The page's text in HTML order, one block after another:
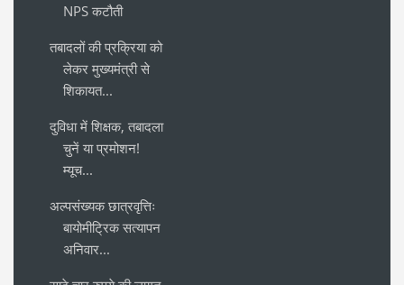
NPS कटौती
तबादलों की प्रक्रिया को
लेकर मुख्यमंत्री से
शिकायत...
दुविधा में शिक्षक, तबादला
चुनें या प्रमोशन!
म्यूच...
अल्पसंख्यक छात्रवृत्तिः
बायोमीट्रिक सत्यापन
अनिवार...